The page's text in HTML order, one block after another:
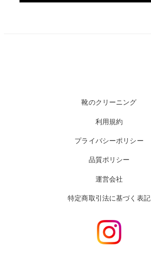
靴のクリーニング
利用規約
プライバシーポリシー
品質ポリシー
運営会社
特定商取引法に基づく表記